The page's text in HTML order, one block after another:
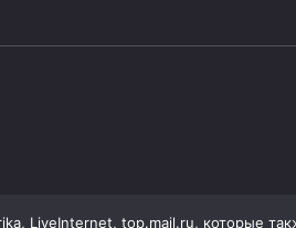
LiveInternet, top.mail.ru, которые